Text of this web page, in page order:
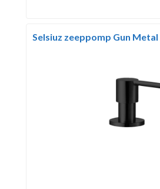
Selsiuz zeeppomp Gun Metal